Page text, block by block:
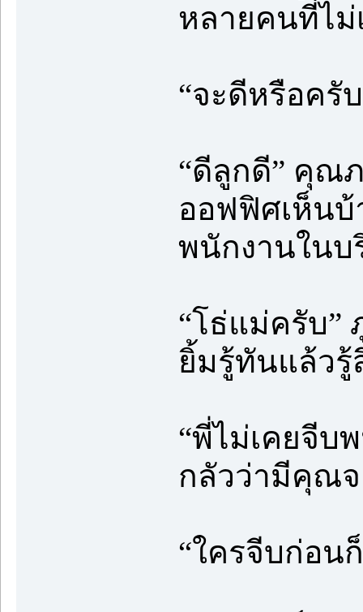
หลายคนที่ไม่
“จะดีหรือครั
“ดีลูกดี” คุณ
ออฟฟิศเห็นบ้
พนักงานในบ
“โธ่แม่ครับ”
ยิ้มรู้ทันแล้วรู้
“พี่ไม่เคยจีบ
กลัวว่ามีคุณจ
“ใครจีบก่อ